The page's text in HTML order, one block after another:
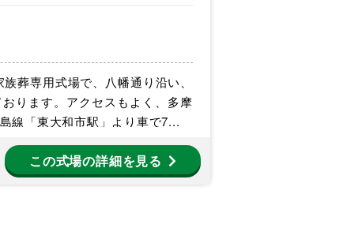
葬専用式場で、八幡通り沿い、
ります。アクセスもよく、多摩
線「東大和市駅」より車で7...
この式場の詳細を見る